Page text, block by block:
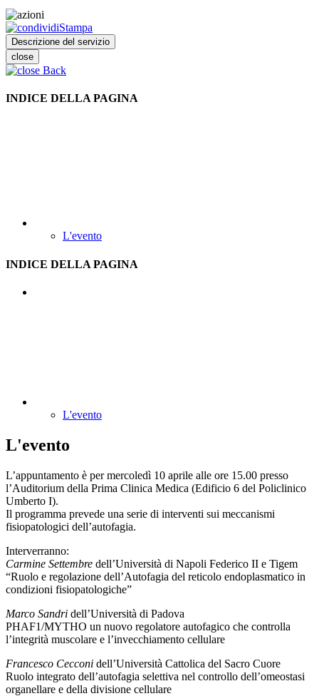
Stampa
Descrizione del servizio
close
Back
INDICE DELLA PAGINA
L'evento
INDICE DELLA PAGINA
L'evento
L'evento
L’appuntamento è per mercoledì 10 aprile alle ore 15.00 presso
l’Auditorium della Prima Clinica Medica (Edificio 6 del Policlinico
Umberto I).
Il programma prevede una serie di interventi sui meccanismi
fisiopatologici dell’autofagia.
Interverranno:
Carmine Settembre dell’Università di Napoli Federico II e Tigem
“Ruolo e regolazione dell’Autofagia del reticolo endoplasmatico in
condizioni fisiopatologiche”
Marco Sandri dell’Università di Padova
PHAF1/MYTHO un nuovo regolatore autofagico che controlla
l’integrità muscolare e l’invecchiamento cellulare
Francesco Cecconi dell’Università Cattolica del Sacro Cuore
Ruolo integrato dell’autofagia selettiva nel controllo dell’omeostasi
organellare e della divisione cellulare